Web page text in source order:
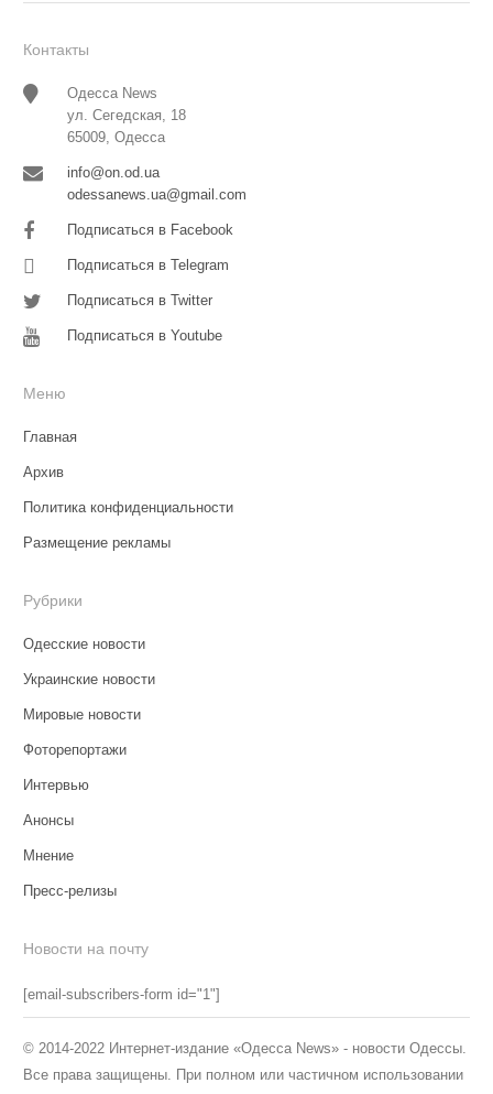
Контакты
Одесса News
ул. Сегедская, 18
65009, Одесса
info@on.od.ua
odessanews.ua@gmail.com
Подписаться в Facebook
Подписаться в Telegram
Подписаться в Twitter
Подписаться в Youtube
Меню
Главная
Архив
Политика конфиденциальности
Размещение рекламы
Рубрики
Одесские новости
Украинские новости
Мировые новости
Фоторепортажи
Интервью
Анонсы
Мнение
Пресс-релизы
Новости на почту
[email-subscribers-form id="1"]
© 2014-2022 Интернет-издание «Одесса News» - новости Одессы.
Все права защищены. При полном или частичном использовании